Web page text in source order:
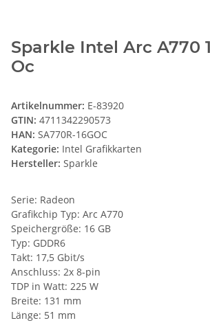
Sparkle Intel Arc A770
Oc
Artikelnummer: E-83920
GTIN: 4711342290573
HAN: SA770R-16GOC
Kategorie: Intel Grafikkarten
Hersteller: Sparkle
Serie: Radeon
Grafikchip Typ: Arc A770
Speichergröße: 16 GB
Typ: GDDR6
Takt: 17,5 Gbit/s
Anschluss: 2x 8-pin
TDP in Watt: 225 W
Breite: 131 mm
Länge: 51 mm